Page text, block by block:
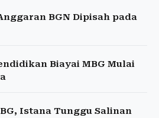
BGN Dipisah pada
Biayai MBG Mulai
Istana Tunggu Salinan